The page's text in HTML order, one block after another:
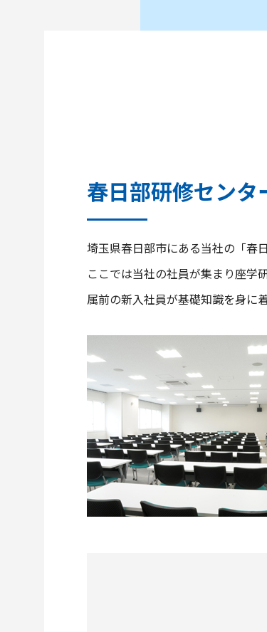
春日部研修センタ
埼玉県春日部市にある当社の「春
ここでは当社の社員が集まり座学
属前の新入社員が基礎知識を身に